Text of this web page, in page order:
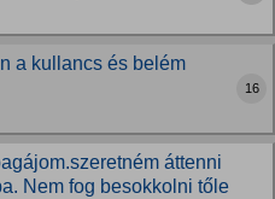
a kullancs és belém
16
áttenni
Nem fog besokkolni tőle